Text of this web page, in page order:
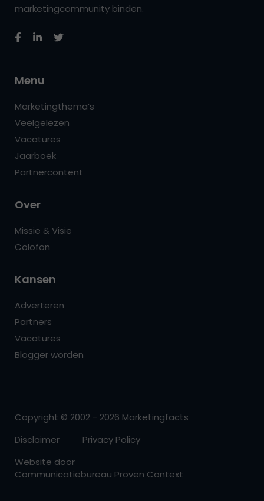
marketingcommunity binden.
Menu
Marketingthema’s
Veelgelezen
Vacatures
Jaarboek
Partnercontent
Over
Missie & Visie
Colofon
Kansen
Adverteren
Partners
Vacatures
Blogger worden
Copyright © 2002 - 2026 Marketingfacts
Disclaimer
Privacy Policy
Website door
Communicatiebureau Proven Context